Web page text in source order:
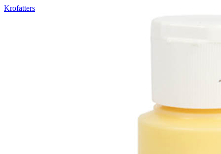
Krofatters